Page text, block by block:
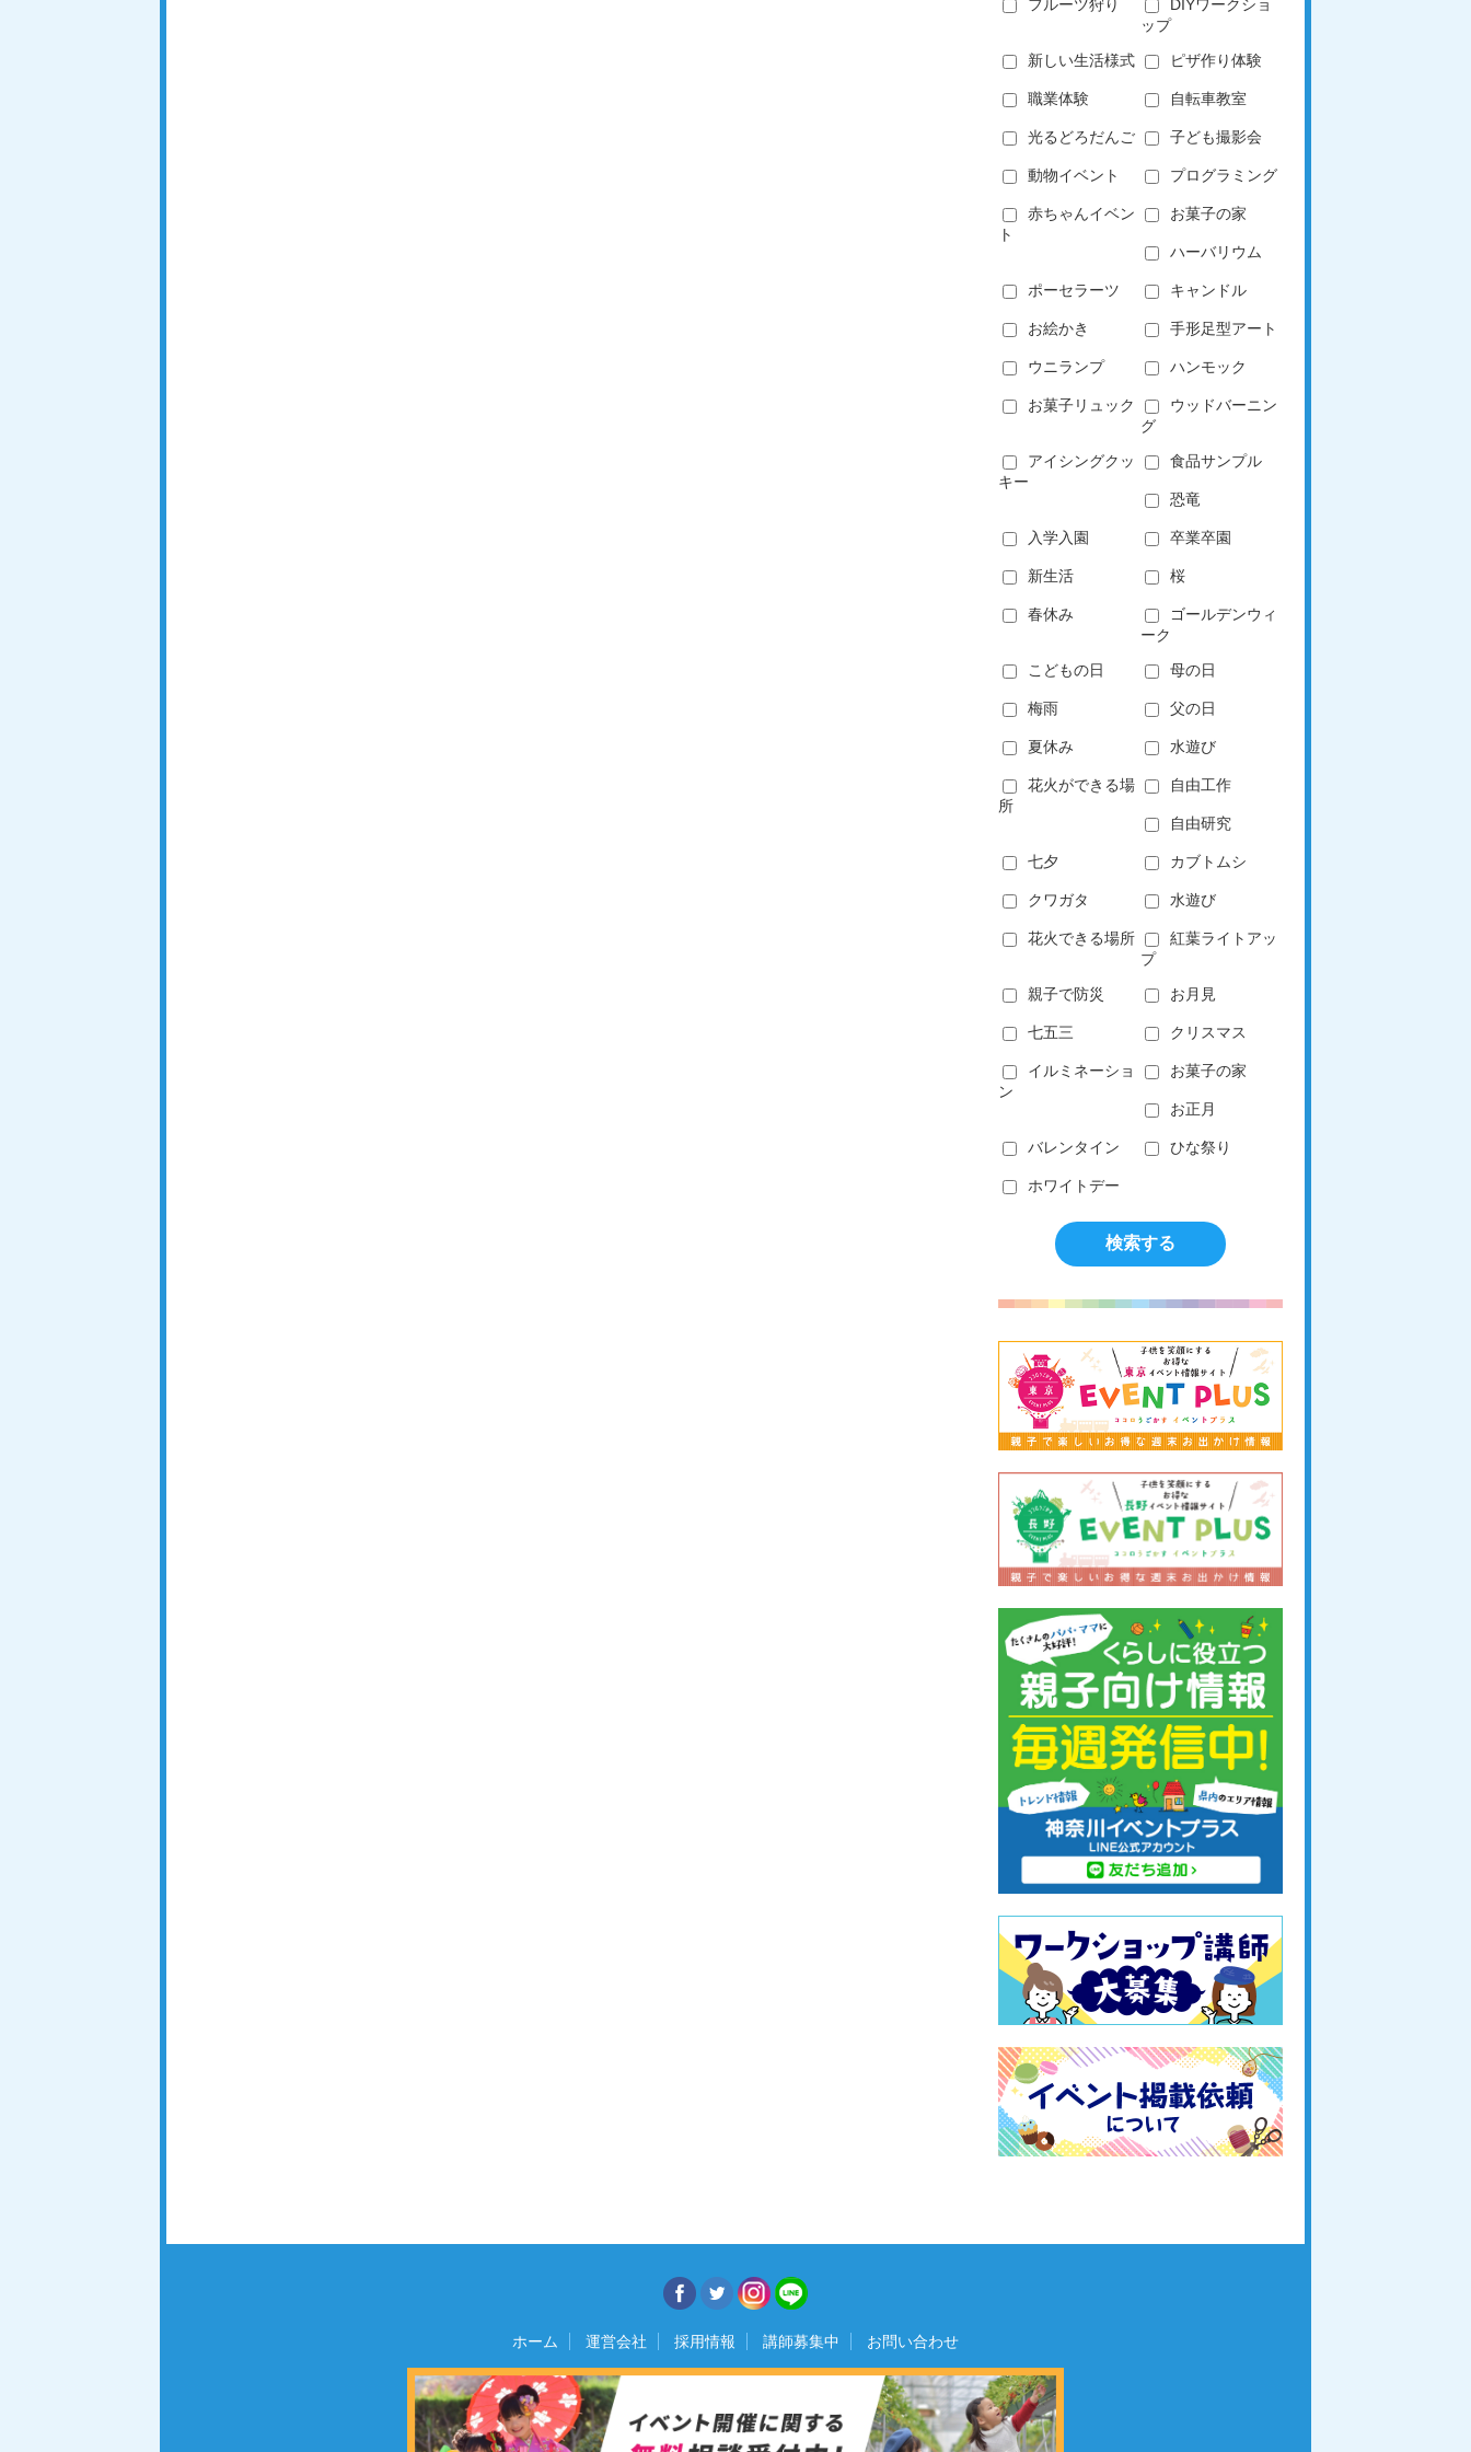
フルーツ狩り
DIYワークショ
ップ
新しい生活様式 ピザ作り体験
職業体験 自転車教室
光るどろだんご 子ども撮影会
動物イベント プログラミング
赤ちゃんイベン
ト
お菓子の家
ハーバリウム
ポーセラーツ キャンドル
お絵かき 手形足型アート
ウニランプ ハンモック
お菓子リュック
ウッドバーニン
グ
アイシングクッ
キー
食品サンプル
恐竜
入学入園 卒業卒園
新生活 桜
春休み
ゴールデンウィ
ーク
こどもの日 母の日
梅雨 父の日
夏休み 水遊び
花火ができる場
所
自由工作
自由研究
七夕 カブトムシ
クワガタ 水遊び
花火できる場所
紅葉ライトアッ
プ
親子で防災 お月見
七五三 クリスマス
イルミネーショ
ン
お菓子の家
お正月
バレンタイン ひな祭り
ホワイトデー
ホーム 運営会社 採用情報 講師募集中 お問い合わせ